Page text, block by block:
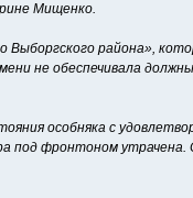
Мищенко.
района»,
не обеспечивала
особняка с
под фронтоном